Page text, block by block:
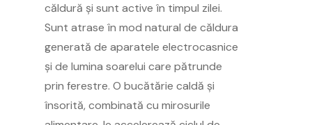
căldură și sunt active în timpul zilei.
Sunt atrase în mod natural de căldura
generată de aparatele electrocasnice
și de lumina soarelui care pătrunde
prin ferestre. O bucătărie caldă și
însorită, combinată cu mirosurile